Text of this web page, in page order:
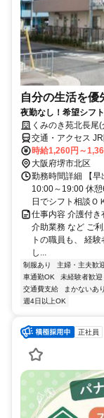
自分の生活を優
夜勤なし！希望シフ
くみのき苑北長尾
交通・アクセス
時給1,260円～
大阪府堺市北区
勤務時間詳細 【早
10:00～19:00 休
日でシフト相談Ｏ
仕事内容 介護付き
介助業務 など ご
トの職員も、 経
し...
制服あり 主婦・主夫歓
車通勤OK
未経験者歓迎
交通費支給
まかないあり
週4日以上OK
正社員